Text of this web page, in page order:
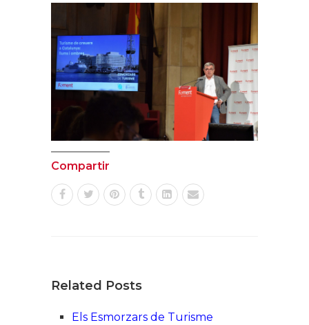
Compartir
Related Posts
Els Esmorzars de Turisme